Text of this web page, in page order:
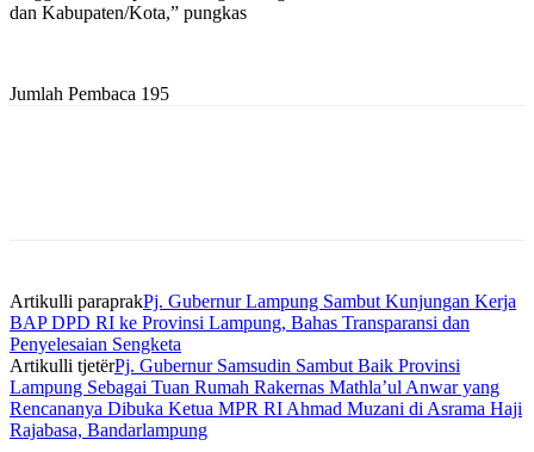
dan Kabupaten/Kota,” pungkas
Jumlah Pembaca 195
Artikulli paraprakPj. Gubernur Lampung Sambut Kunjungan Kerja
BAP DPD RI ke Provinsi Lampung, Bahas Transparansi dan
Penyelesaian Sengketa
Artikulli tjetërPj. Gubernur Samsudin Sambut Baik Provinsi
Lampung Sebagai Tuan Rumah Rakernas Mathla’ul Anwar yang
Rencananya Dibuka Ketua MPR RI Ahmad Muzani di Asrama Haji
Rajabasa, Bandarlampung